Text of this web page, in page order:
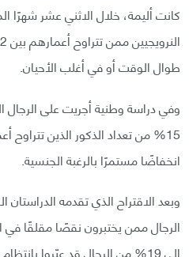
طوال الوقت أو في أغلب الأحيان.
وفي دراسة وطنية أجريت على الرجال
انخفاضًا مستمرًا بالرغبة الجنسية.
وبعد الاقتراح الذي تقدمه
إلى 19% من الرجال قد عبّروا